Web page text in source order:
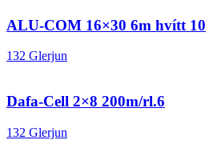
ALU-COM 16×30 6m hvítt 10
132 Glerjun
Dafa-Cell 2×8 200m/rl.6
132 Glerjun